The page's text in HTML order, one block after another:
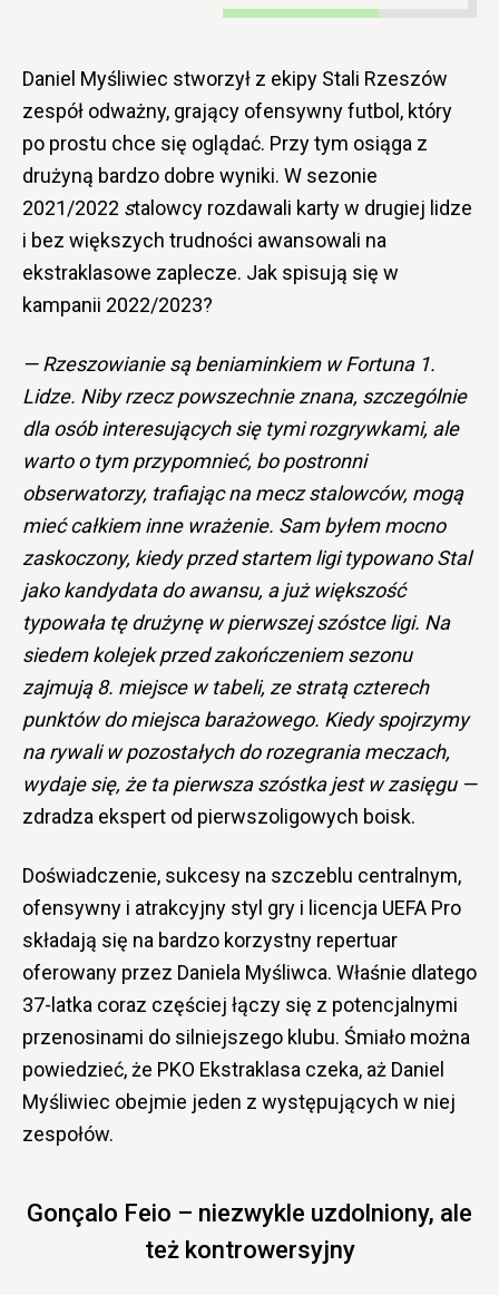
Daniel Myśliwiec stworzył z ekipy Stali Rzeszów
zespół odważny, grający ofensywny futbol, który
po prostu chce się oglądać. Przy tym osiąga z
drużyną bardzo dobre wyniki. W sezonie
2021/2022 stalowcy rozdawali karty w drugiej lidze
i bez większych trudności awansowali na
ekstraklasowe zaplecze. Jak spisują się w
kampanii 2022/2023?
— Rzeszowianie są beniaminkiem w Fortuna 1.
Lidze. Niby rzecz powszechnie znana, szczególnie
dla osób interesujących się tymi rozgrywkami, ale
warto o tym przypomnieć, bo postronni
obserwatorzy, trafiając na mecz stalowców, mogą
mieć całkiem inne wrażenie. Sam byłem mocno
zaskoczony, kiedy przed startem ligi typowano Stal
jako kandydata do awansu, a już większość
typowała tę drużynę w pierwszej szóstce ligi. Na
siedem kolejek przed zakończeniem sezonu
zajmują 8. miejsce w tabeli, ze stratą czterech
punktów do miejsca barażowego. Kiedy spojrzymy
na rywali w pozostałych do rozegrania meczach,
wydaje się, że ta pierwsza szóstka jest w zasięgu —
zdradza ekspert od pierwszoligowych boisk.
Doświadczenie, sukcesy na szczeblu centralnym,
ofensywny i atrakcyjny styl gry i licencja UEFA Pro
składają się na bardzo korzystny repertuar
oferowany przez Daniela Myśliwca. Właśnie dlatego
37-latka coraz częściej łączy się z potencjalnymi
przenosinami do silniejszego klubu. Śmiało można
powiedzieć, że PKO Ekstraklasa czeka, aż Daniel
Myśliwiec obejmie jeden z występujących w niej
zespołów.
Gonçalo Feio – niezwykle uzdolniony, ale
też kontrowersyjny